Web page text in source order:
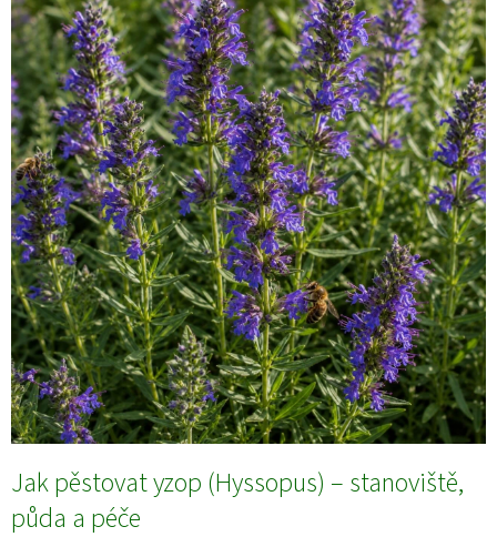
Jak pěstovat yzop (Hyssopus) – stanoviště,
půda a péče